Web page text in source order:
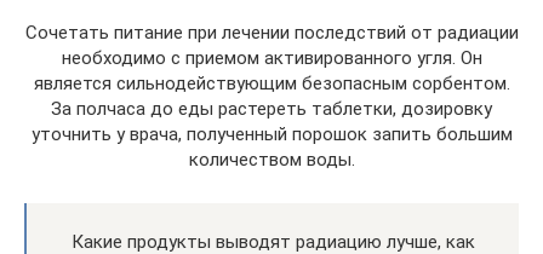
Сочетать питание при лечении последствий от радиации
необходимо с приемом активированного угля. Он
является сильнодействующим безопасным сорбентом.
За полчаса до еды растереть таблетки, дозировку
уточнить у врача, полученный порошок запить большим
количеством воды.
Какие продукты выводят радиацию лучше, как